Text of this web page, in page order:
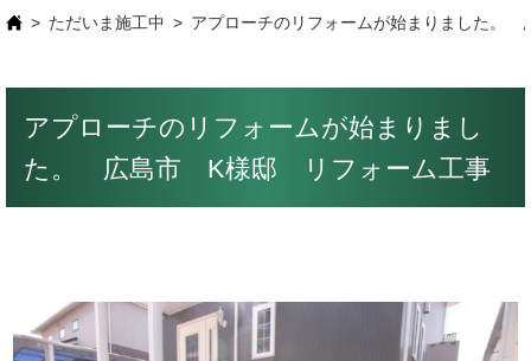
ただいま施工中 アプローチのリフォームが始まりました
アプローチのリフォームが始まりまし
た。 広島市 K様邸 リフォーム工事